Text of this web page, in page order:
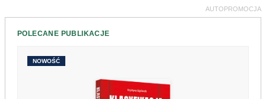
AUTOPROMOCJA
POLECANE PUBLIKACJE
NOWOŚĆ